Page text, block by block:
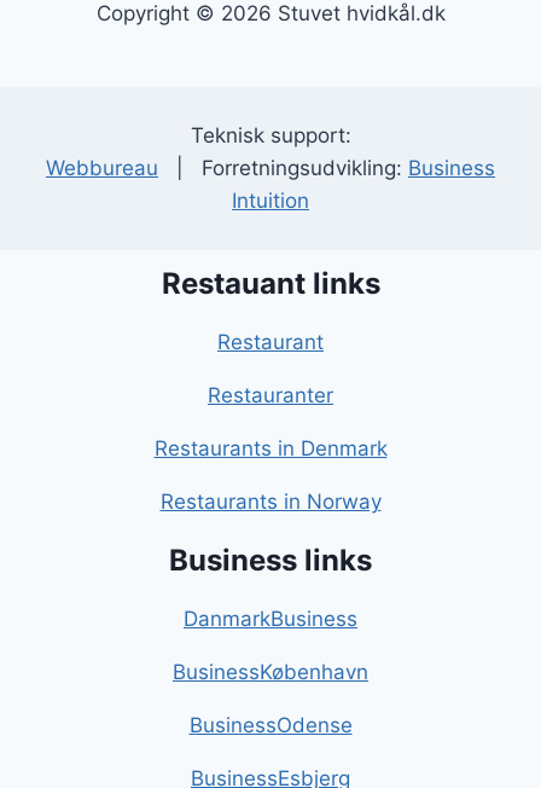
Copyright © 2026 Stuvet hvidkål.dk
Teknisk support:
Webbureau | Forretningsudvikling: Business
Intuition
Restauant links
Restaurant
Restauranter
Restaurants in Denmark
Restaurants in Norway
Business links
DanmarkBusiness
BusinessKøbenhavn
BusinessOdense
BusinessEsbjerg